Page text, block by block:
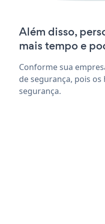
Além disso,
mais tempo e
Conforme sua
de segurança, pois
segurança.